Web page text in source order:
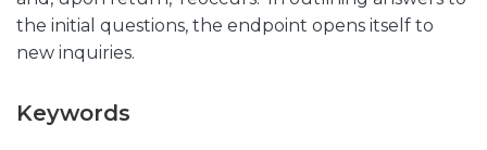
the initial questions, the endpoint opens itself to
new inquiries.
Keywords